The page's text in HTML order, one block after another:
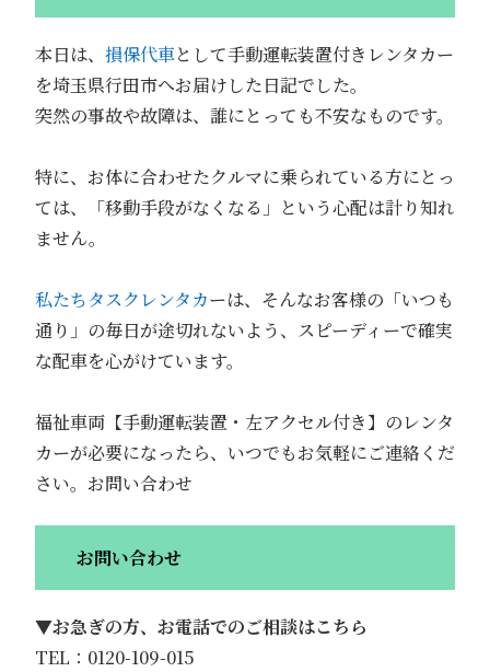
本日は、 損保代車として手動運転装置付きレンタカー
を埼玉県行田市へお届けした日記でした。
突然の事故や故障は、誰にとっても不安なものです。
特に、お体に合わせたクルマに乗られている方にとっ
ては、「移動手段がなくなる」という心配は計り知れ
ません。
私たちタスクレンタカーは、そんなお客様の「いつも
通り」の毎日が途切れないよう、スピーディーで確実
な配車を心がけています。
福祉車両【手動運転装置・左アクセル付き】のレンタ
カーが必要になったら、いつでもお気軽にご連絡くだ
さい。お問い合わせ
お問い合わせ
▼お急ぎの方、お電話でのご相談はこちら
TEL：0120-109-015